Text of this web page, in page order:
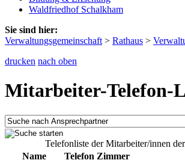
Waldfriedhof Schalkham
Sie sind hier:
Verwaltungsgemeinschaft > Rathaus >
drucken nach oben
Mitarbeiter-Telefon-
Telefonliste der Mitarbeiter/innen
Name
Telefon Zimmer